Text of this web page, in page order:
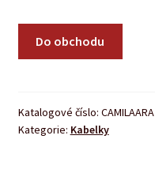
Do obchodu
Katalogové číslo: CAMILAARA
Kategorie: Kabelky